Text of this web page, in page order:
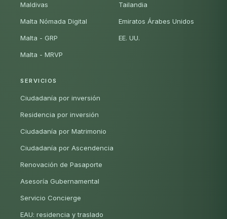
Maldivas
Malta Nómada Digital
Malta - GRP
Malta - MRVP
Tailandia
Emiratos Árabes Unidos
EE. UU.
SERVICIOS
Ciudadanía por inversión
Residencia por inversión
Ciudadanía por Matrimonio
Ciudadanía por Ascendencia
Renovación de Pasaporte
Asesoría Gubernamental
Servicio Concierge
EAU: residencia y traslado